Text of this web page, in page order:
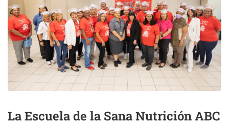
La Escuela de la Sana Nutrición ABC